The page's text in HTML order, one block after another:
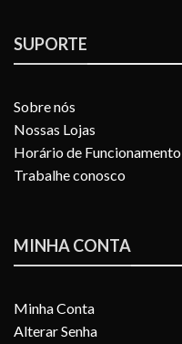
SUPORTE
Sobre nós
Nossas Lojas
Horário de Funcionamento
Trabalhe conosco
MINHA CONTA
Minha Conta
Alterar Senha